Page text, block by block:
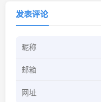
发表评论